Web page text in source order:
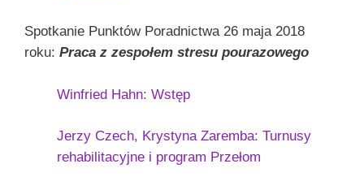
Spotkanie Punktów Poradnictwa 26 maja 2018
roku: Praca z zespołem stresu pourazowego
Winfried Hahn: Wstęp
Jerzy Czech, Krystyna Zaremba: Turnusy
rehabilitacyjne i program Przełom